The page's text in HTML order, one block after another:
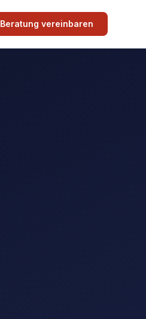
Beratung vereinbaren